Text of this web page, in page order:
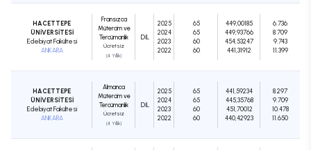
HACETTEPE
ÜNİVERSİTESİ
Edebiyat Fakültesi
ANKARA
Fransızca
Mütercim ve
Tercümanlık
Ücretsiz
(4 Yıllık)
DIL
2025
2024
2023
2022
65
65
60
60
449,00185
449,93766
454,53247
441,31912
6.736
8.709
9.743
11.399
HACETTEPE
ÜNİVERSİTESİ
Edebiyat Fakültesi
ANKARA
Almanca
Mütercim ve
Tercümanlık
Ücretsiz
(4 Yıllık)
DIL
2025
2024
2023
2022
65
65
60
60
441,59234
445,35768
451,70012
440,42923
8.297
9.709
10.478
11.650